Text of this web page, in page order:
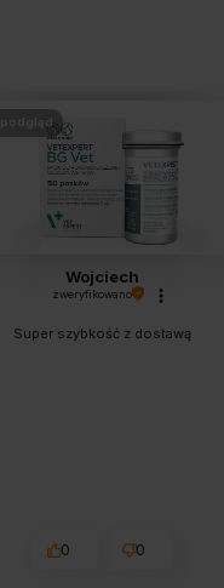
podgląd
Wojciech
zweryfikowano
Super szybkość z dostawą
0 0